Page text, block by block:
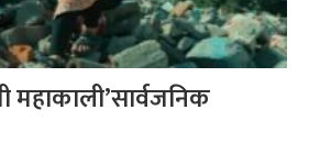
महाकाली’सार्वजनिक